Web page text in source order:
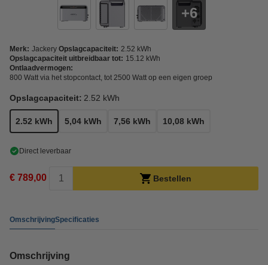
6
Merk: Jackery Opslagcapaciteit: 2.52 kWh
Opslagcapaciteit uitbreidbaar tot: 15.12 kWh
Ontlaadvermogen:
800 Watt via het stopcontact, tot 2500 Watt op een eigen groep
Opslagcapaciteit: 2.52 kWh
2.52 kWh 5,04 kWh 7,56 kWh 10,08 kWh
Direct leverbaar
€ 789,00 Bestellen
OmschrijvingSpecificaties
Omschrijving